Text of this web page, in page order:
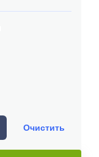
Очистить